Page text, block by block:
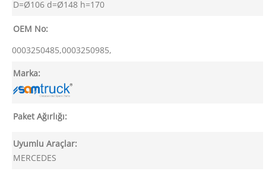
D=Ø106 d=Ø148 h=170
OEM No:
0003250485,0003250985,
Marka:
Paket Ağırlığı:
Uyumlu Araçlar:
MERCEDES